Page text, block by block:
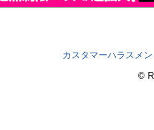
カスタマーハラスメ
©